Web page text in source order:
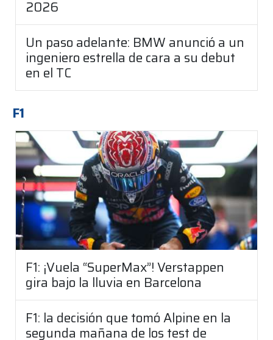
2026
Un paso adelante: BMW anunció a un
ingeniero estrella de cara a su debut
en el TC
F1
F1: ¡Vuela “SuperMax”! Verstappen
gira bajo la lluvia en Barcelona
F1: la decisión que tomó Alpine en la
segunda mañana de los test de